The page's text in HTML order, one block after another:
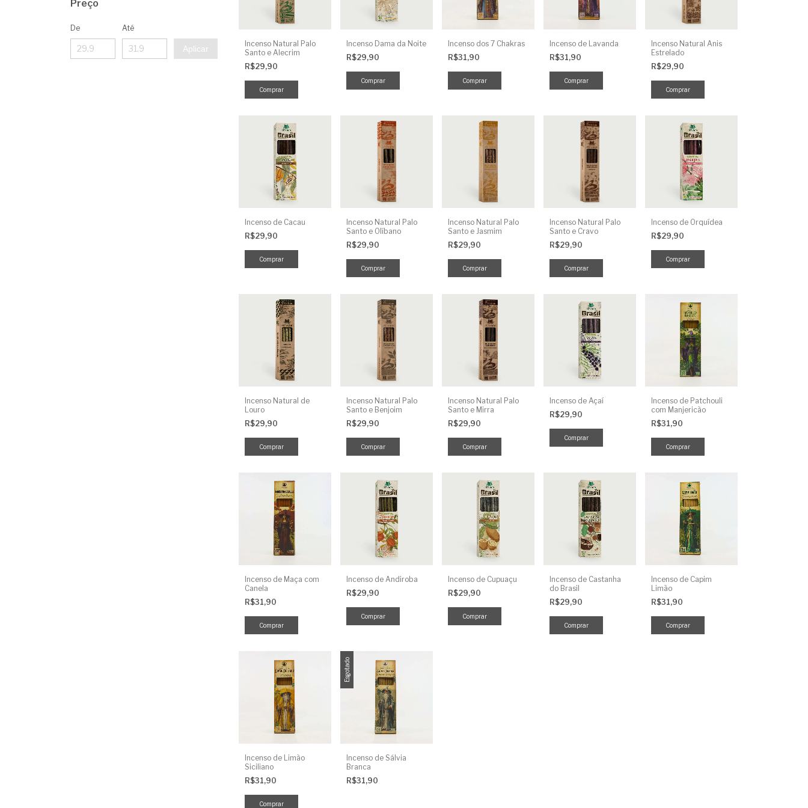
Preço
De Até
Aplicar
Incenso Natural Palo
Santo e Alecrim
R$29,90
Incenso Dama da Noite
R$29,90
Incenso dos 7 Chakras
R$31,90
Incenso de Lavanda
R$31,90
Incenso Natural Anis
Estrelado
R$29,90
Incenso de Cacau
R$29,90
Incenso Natural Palo
Santo e Olíbano
R$29,90
Incenso Natural Palo
Santo e Jasmim
R$29,90
Incenso Natural Palo
Santo e Cravo
R$29,90
Incenso de Orquídea
R$29,90
Incenso Natural de
Louro
R$29,90
Incenso Natural Palo
Santo e Benjoim
R$29,90
Incenso Natural Palo
Santo e Mirra
R$29,90
Incenso de Açaí
R$29,90
Incenso de Patchouli
com Manjericão
R$31,90
Incenso de Maça com
Canela
R$31,90
Incenso de Andiroba
R$29,90
Incenso de Cupuaçu
R$29,90
Incenso de Castanha
do Brasil
R$29,90
Incenso de Capim
Limão
R$31,90
Incenso de Limão
Siciliano
R$31,90
Esgotado
Incenso de Sálvia
Branca
R$31,90